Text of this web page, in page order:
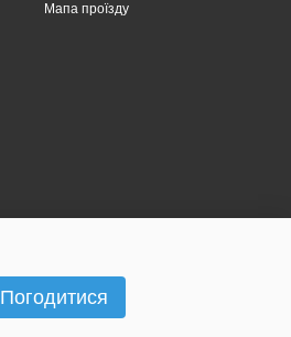
Мапа проїзду
Погодитися